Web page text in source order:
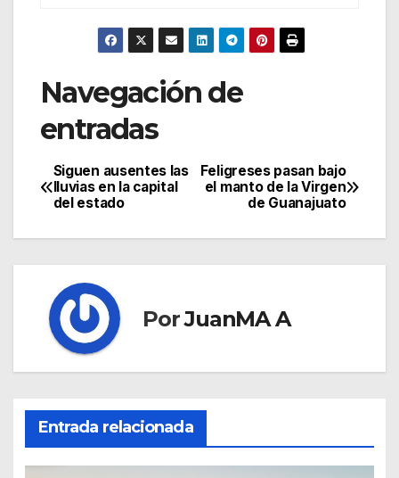
Navegación de
entradas
Feligreses pasan bajo
el manto de la Virgen
de Guanajuato
Siguen ausentes las
lluvias en la capital
del estado
PorJuanMA A
Entrada relacionada